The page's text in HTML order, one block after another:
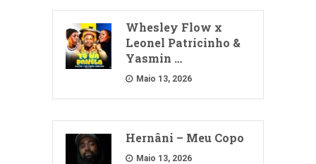
Whesley Flow x
Leonel Patricinho &
Yasmin …
Maio 13, 2026
Hernâni – Meu Copo
Maio 13, 2026